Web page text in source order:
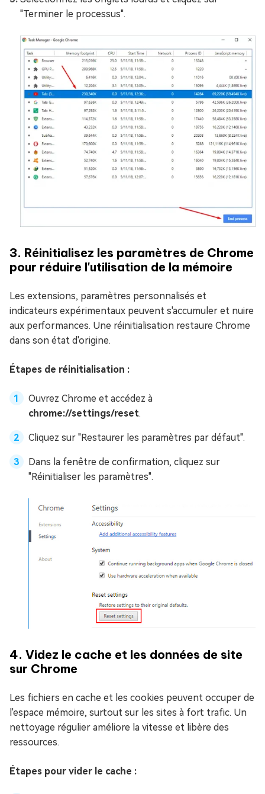
"Terminer le processus".
3. Réinitialisez les paramètres de Chrome
pour réduire l'utilisation de la mémoire
Les extensions, paramètres personnalisés et
indicateurs expérimentaux peuvent s'accumuler et nuire
aux performances. Une réinitialisation restaure Chrome
dans son état d'origine.
Étapes de réinitialisation :
Ouvrez Chrome et accédez à
chrome://settings/reset.
Cliquez sur "Restaurer les paramètres par défaut".
Dans la fenêtre de confirmation, cliquez sur
"Réinitialiser les paramètres".
4. Videz le cache et les données de site
sur Chrome
Les fichiers en cache et les cookies peuvent occuper de
l'espace mémoire, surtout sur les sites à fort trafic. Un
nettoyage régulier améliore la vitesse et libère des
ressources.
Étapes pour vider le cache :